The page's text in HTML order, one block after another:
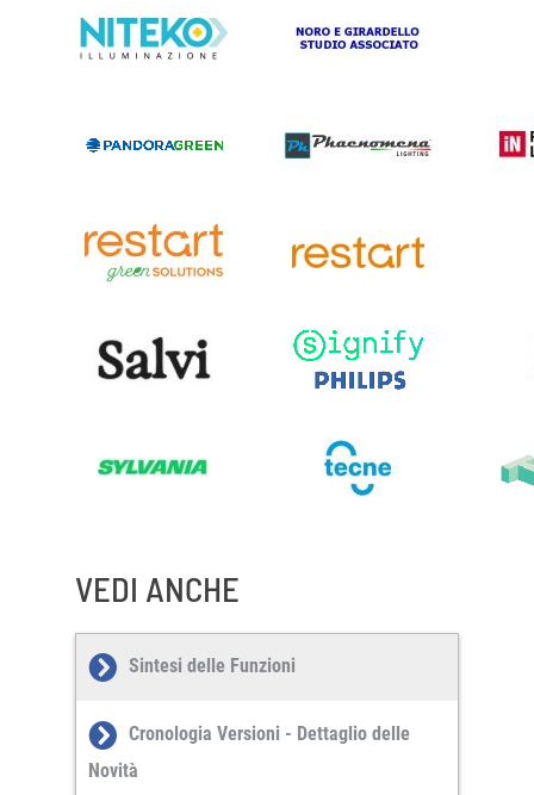
VEDI ANCHE
Sintesi delle Funzioni
Cronologia Versioni - Dettaglio delle
Novità